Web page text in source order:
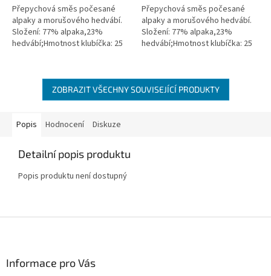
5
hvězdiček.
Přepychová směs počesané
alpaky a morušového hedvábí.
Složení: 77% alpaka,23%
hedvábí;Hmotnost klubíčka: 25
5
hvězdiček.
Přepychová směs počesané
alpaky a morušového hedvábí.
Složení: 77% alpaka,23%
hedvábí;Hmotnost klubíčka: 25
mm...
ZOBRAZIT VŠECHNY SOUVISEJÍCÍ PRODUKTY
Popis Hodnocení Diskuze
Detailní popis produktu
Popis produktu není dostupný
Informace pro Vás